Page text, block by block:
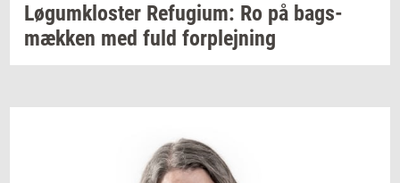
Løgum­klo­ster Re­fu­gi­um: Ro på bags­
mæk­ken med fuld for­plej­ning